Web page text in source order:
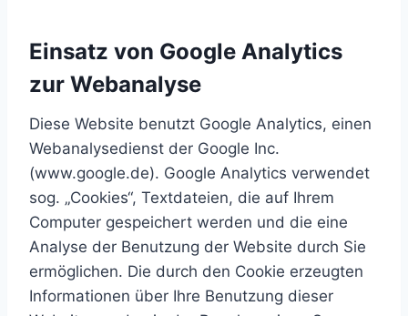
Einsatz von Google Analytics
zur Webanalyse
Diese Website benutzt Google Analytics, einen
Webanalysedienst der Google Inc.
(www.google.de). Google Analytics verwendet
sog. „Cookies“, Textdateien, die auf Ihrem
Computer gespeichert werden und die eine
Analyse der Benutzung der Website durch Sie
ermöglichen. Die durch den Cookie erzeugten
Informationen über Ihre Benutzung dieser